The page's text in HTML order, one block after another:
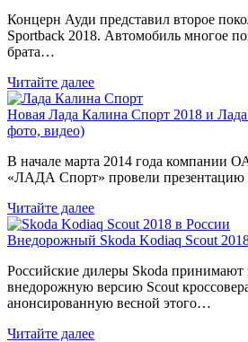
Концерн Ауди представил второе
Sportback 2018. Автомобиль многое
брата…
Читайте далее
Новая Лада Калина Спорт 2018 и
фото, видео)
В начале марта 2014 года
«ЛАДА Спорт» провели
Читайте далее
Внедорожный Skoda Kodiaq Scout
Российские дилеры Skoda принимают
внедорожную версию Scout
анонсированную весной этого…
Читайте далее